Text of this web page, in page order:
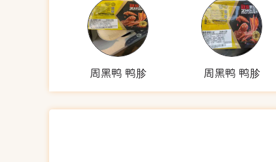
周黑鸭 鸭胗 周黑鸭 鸭胗